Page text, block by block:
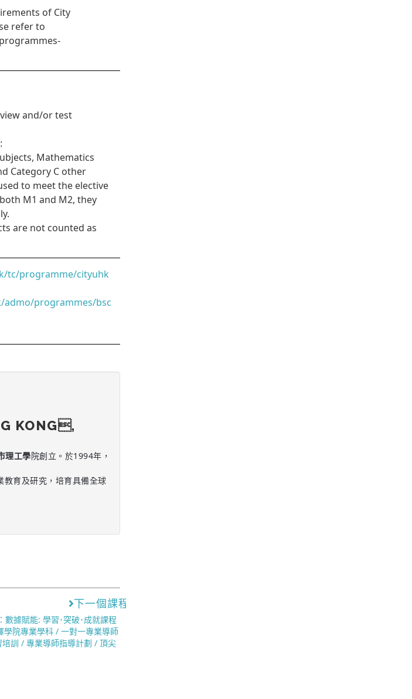
of City
refer to
and/or test
Mathematics
Category C other
to meet the elective
M1 and M2, they
are not counted as
tc/programme/cityuhk
admo/programmes/bsc
KONG,
理工學院創立。於1994年，
教育及研究，培育具備全球
下一個課程
數據賦能: 學習･突破･成就課程
學院專業學科 / 一對一專業導師
訓 / 專業導師指導計劃 / 頂尖